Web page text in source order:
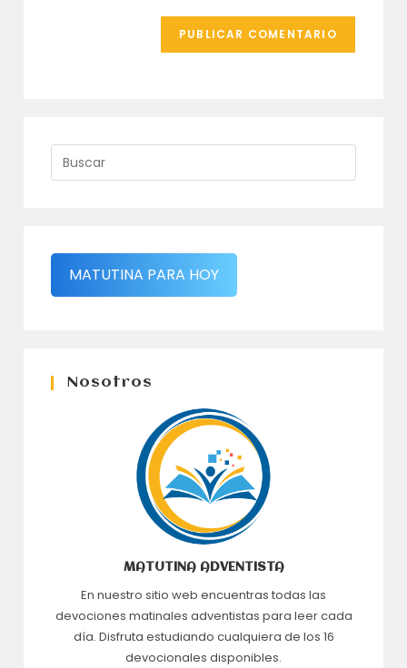
MATUTINA PARA HOY
Nosotros
MATUTINA ADVENTISTA
En nuestro sitio web encuentras todas las
devociones matinales adventistas para leer cada
día. Disfruta estudiando cualquiera de los 16
devocionales disponibles.